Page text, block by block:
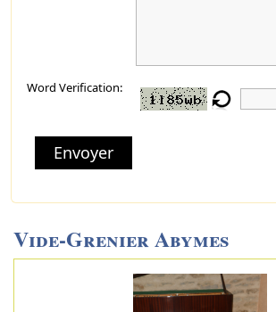
Word Verification:
Envoyer
Vide-Grenier Abymes